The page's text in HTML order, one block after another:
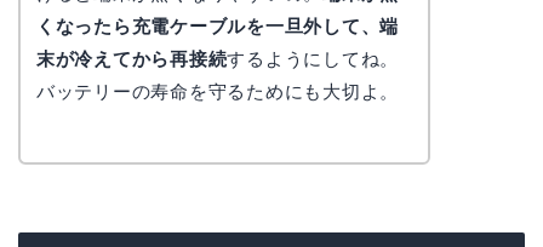
くなったら充電ケーブルを一旦外して、端
末が冷えてから再接続するようにしてね。
バッテリーの寿命を守るためにも大切よ。